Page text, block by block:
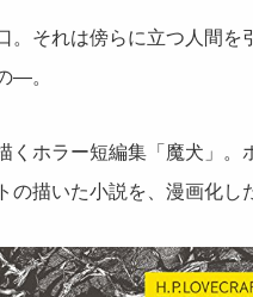
。それは傍らに立つ人間を
―。
くホラー短編集「魔犬」。
の描いた小説を、漫画化し